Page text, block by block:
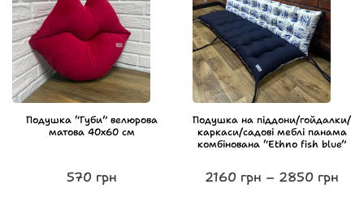
Подушка “Губи” велюрова
матова 40х60 см
570 грн
Подушка на піддони/гойдалки/
каркаси/садові меблі панама
комбінована “Ethno fish blue”
2160 грн – 2850 грн